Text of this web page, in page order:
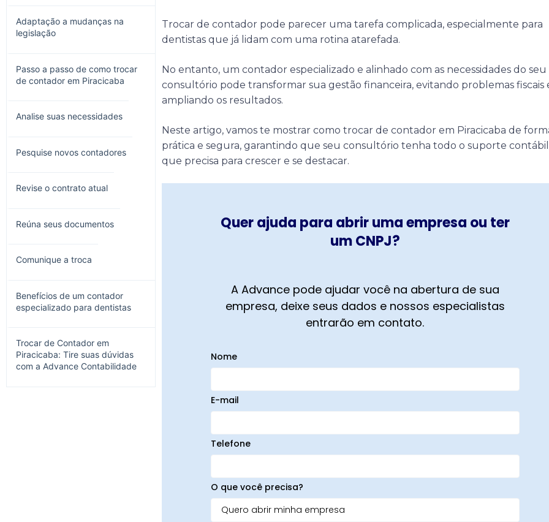
Adaptação a mudanças na
legislação
Passo a passo de como trocar
de contador em Piracicaba
Analise suas necessidades
Pesquise novos contadores
Revise o contrato atual
Reúna seus documentos
Comunique a troca
Benefícios de um contador
especializado para dentistas
Trocar de Contador em
Piracicaba: Tire suas dúvidas
com a Advance Contabilidade
Trocar de contador pode parecer uma tarefa complicada, especialmente para
dentistas que já lidam com uma rotina atarefada.
No entanto, um contador especializado e alinhado com as necessidades do seu
consultório pode transformar sua gestão financeira, evitando problemas fiscais
ampliando os resultados.
Neste artigo, vamos te mostrar como trocar de contador em Piracicaba de
prática e segura, garantindo que seu consultório tenha todo o suporte contábil
que precisa para crescer e se destacar.
Quer ajuda para abrir uma empresa ou ter
um CNPJ?
A Advance pode ajudar você na abertura de sua
empresa, deixe seus dados e nossos especialistas
entrarão em contato.
Nome
E-mail
Telefone
O que você precisa?